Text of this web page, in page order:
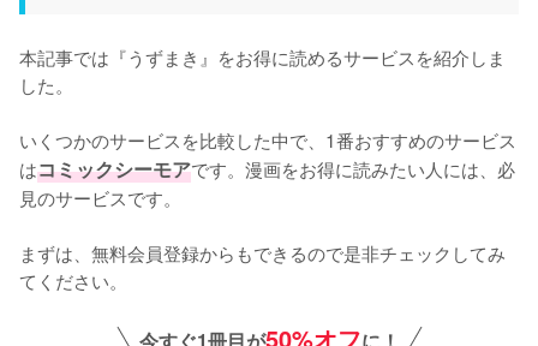
本記事では『うずまき』をお得に読めるサービスを紹介しま
した。
いくつかのサービスを比較した中で、1番おすすめのサービス
はコミックシーモアです。漫画をお得に読みたい人には、必
見のサービスです。
まずは、無料会員登録からもできるので是非チェックしてみ
てください。
今すぐ1冊目が50%オフに！